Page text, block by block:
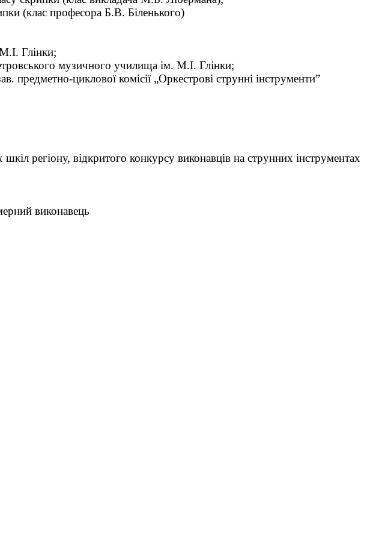
(клас професора Б.В. Біленького)
Глінки;
музичного училища ім. М.І. Глінки;
предметно-циклової комісії „Оркестрові струнні інструменти”
регіону, відкритого конкурсу виконавців на струнних інструментах
виконавець